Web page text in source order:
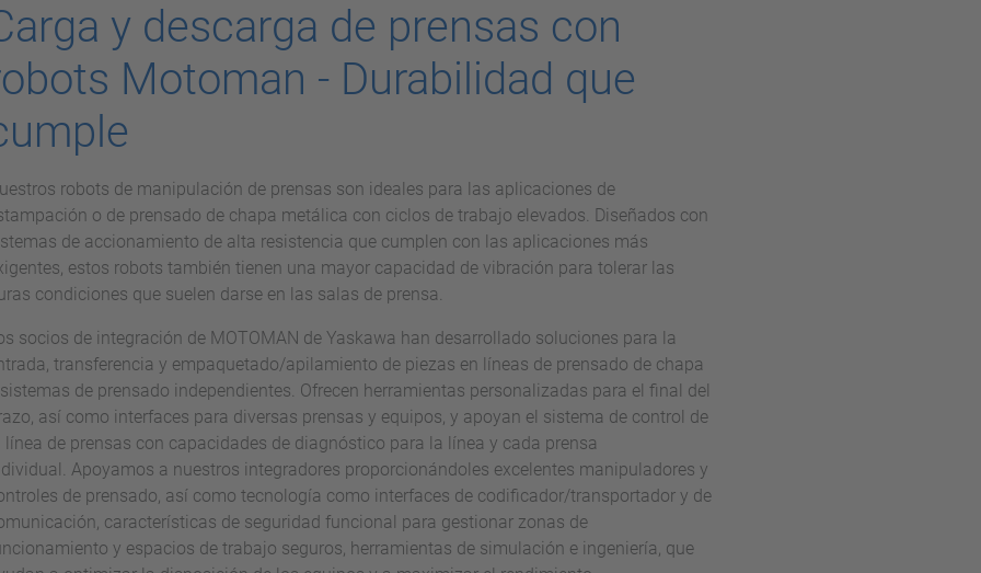
y descarga de prensas con
Motoman - Durabilidad que
robots de manipulación de prensas son ideales para las aplicaciones de
o de prensado de chapa metálica con ciclos de trabajo elevados. Diseñados con
de accionamiento de alta resistencia que cumplen con las aplicaciones más
estos robots también tienen una mayor capacidad de vibración para tolerar las
condiciones que suelen darse en las salas de prensa.
socios de integración de MOTOMAN de Yaskawa han desarrollado soluciones para la
transferencia y empaquetado/apilamiento de piezas en líneas de prensado de chapa
de prensado independientes. Ofrecen herramientas personalizadas para el final del
así como interfaces para diversas prensas y equipos, y apoyan el sistema de control de
línea de prensas con capacidades de diagnóstico para la línea y cada prensa
Apoyamos a nuestros integradores proporcionándoles excelentes manipuladores y
de prensado, así como tecnología como interfaces de codificador/transportador y de
características de seguridad funcional para gestionar zonas de
y espacios de trabajo seguros, herramientas de simulación e ingeniería, que